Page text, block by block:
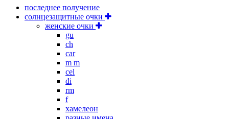
последнее получение
солнцезащитные очки
женские очки
gu
ch
car
m m
cel
di
rm
f
хамелеон